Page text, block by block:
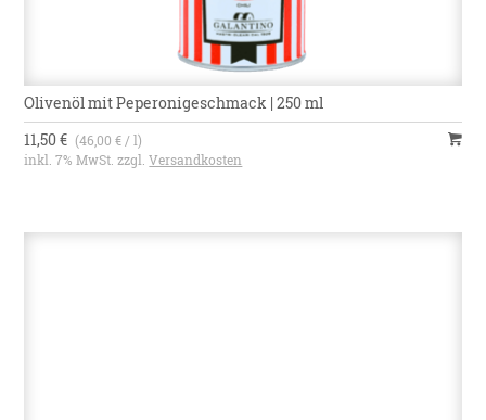
Olivenöl mit Peperonigeschmack | 250 ml
11,50 € (46,00 € / l)
inkl. 7% MwSt. zzgl.Versandkosten